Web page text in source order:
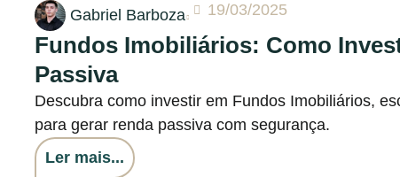
Gabriel Barboza 19/03/2025
Fundos Imobiliários: Como
Passiva
Descubra como investir em Fundos Imobiliários,
para gerar renda passiva com segurança.
Ler mais...